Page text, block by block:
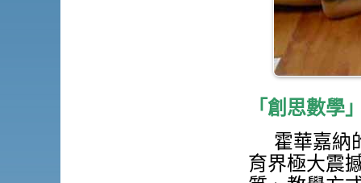
「創思數學
霍華嘉納
育界極大震